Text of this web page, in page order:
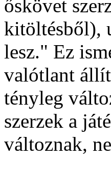
őskövet
kitöltésből),
lesz." Ez
valótlant
tényleg
szerzek a
változnak,